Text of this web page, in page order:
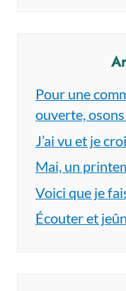
Pour une
ouverte,
J’ai vu et je
Mai, un
Voici que je
Écouter et